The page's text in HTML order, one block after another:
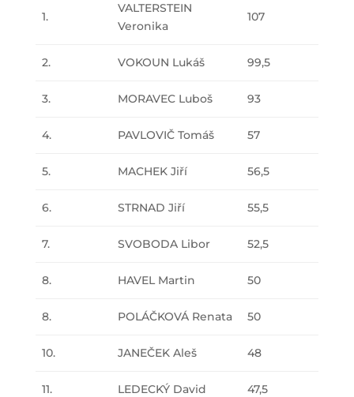
1.
VALTERSTEIN
Veronika
107
2. VOKOUN Lukáš 99,5
3. MORAVEC Luboš 93
4. PAVLOVIČ Tomáš 57
5. MACHEK Jiří 56,5
6. STRNAD Jiří 55,5
7. SVOBODA Libor 52,5
8. HAVEL Martin 50
8. POLÁČKOVÁ Renata 50
10. JANEČEK Aleš 48
11. LEDECKÝ David 47,5